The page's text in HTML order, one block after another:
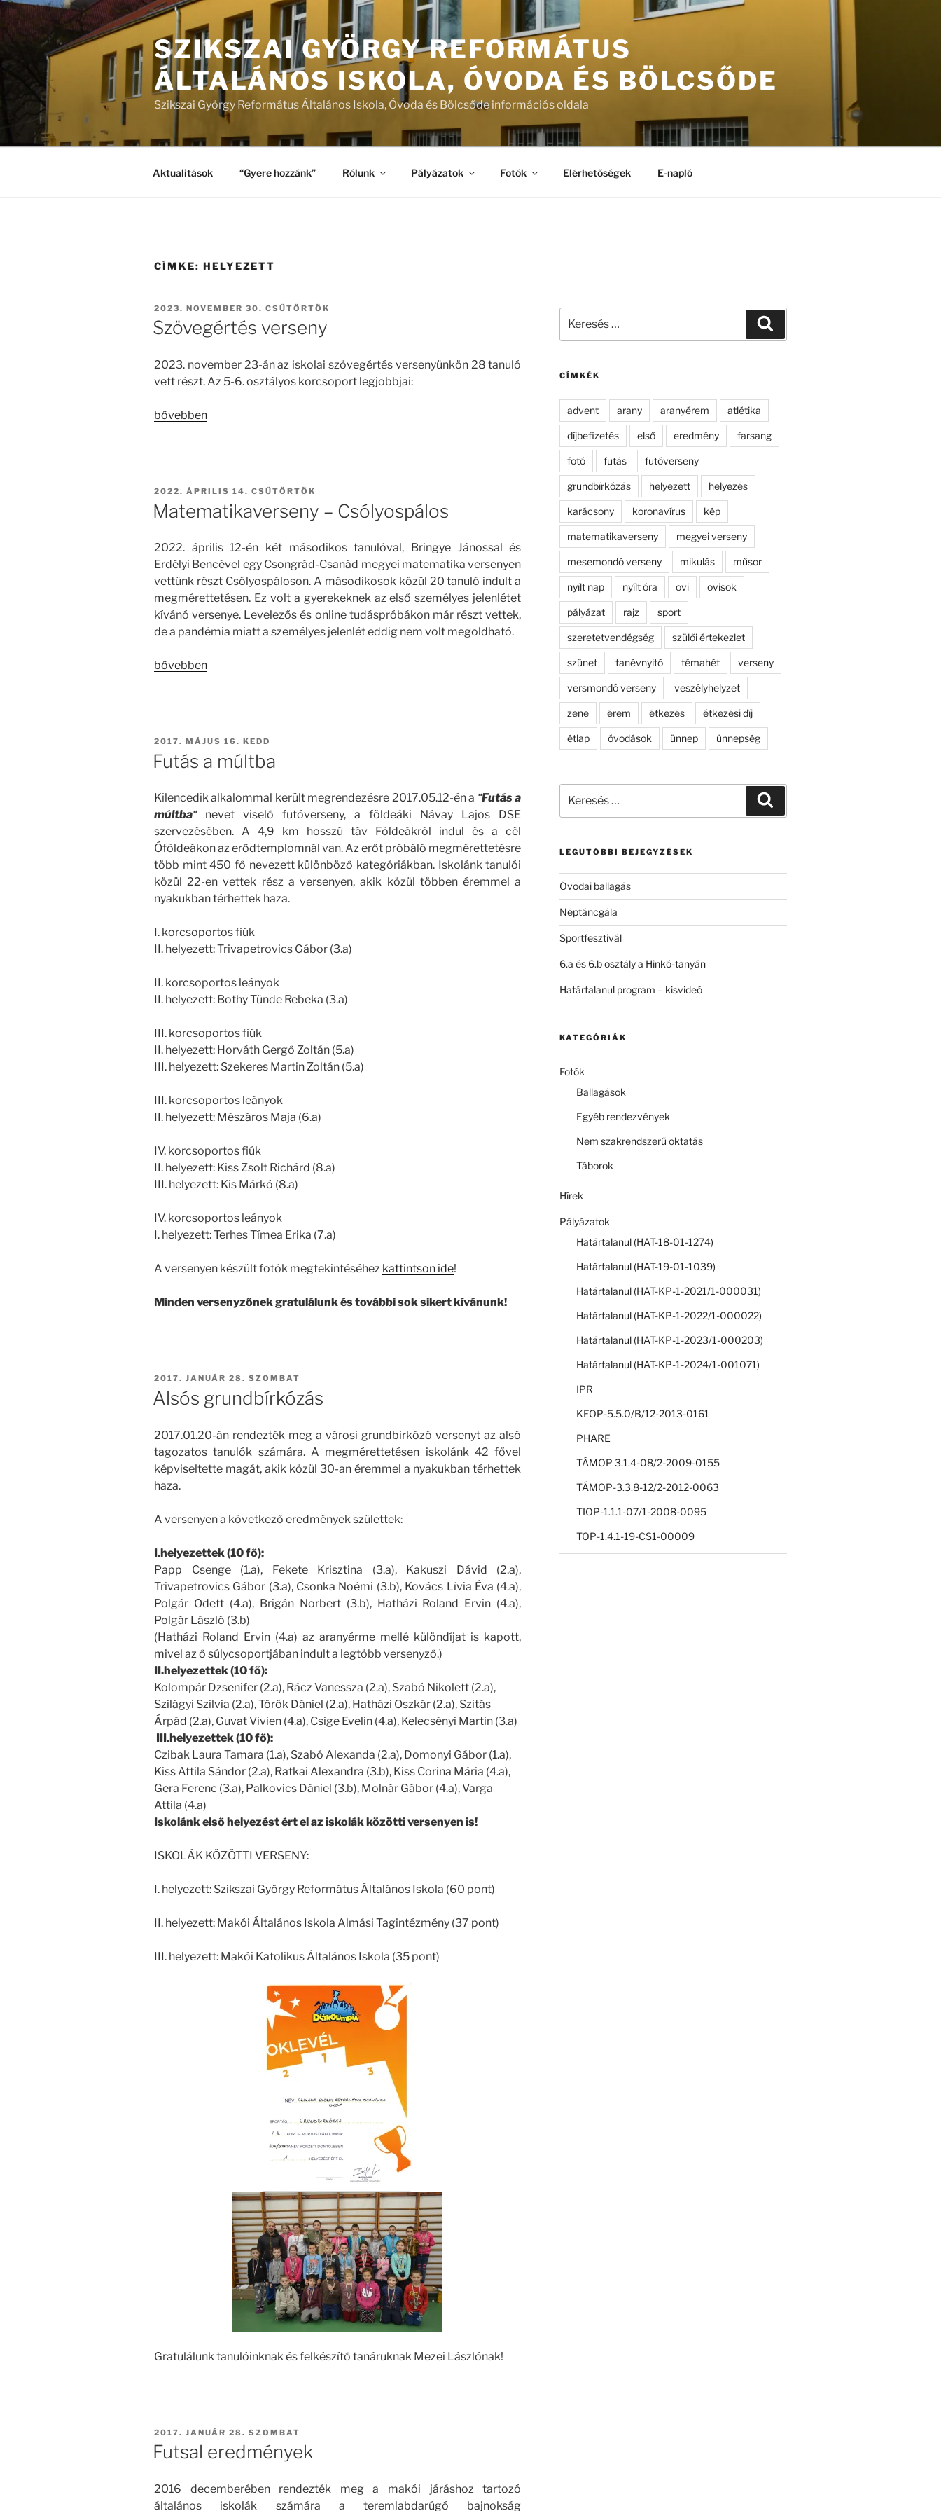
Tartalomhoz
SZIKSZAI GYÖRGY REFORMÁTUS
ÁLTALÁNOS ISKOLA, ÓVODA ÉS BÖLCSŐDE
Szikszai György Református Általános Iskola, Óvoda és Bölcsőde információs oldala
Aktualitások “Gyere hozzánk” Rólunk Pályázatok Fotók Elérhetőségek E-napló
CÍMKE: HELYEZETT
BEKÜLDVE:
2023. NOVEMBER 30. CSÜTÖRTÖK
Szövegértés verseny
2023. november 23-án az iskolai szövegértés versenyünkön 28 tanuló
vett részt. Az 5-6. osztályos korcsoport legjobbjai:
„Szövegértés
bővebben
BEKÜLDVE:
2022. ÁPRILIS 14. CSÜTÖRTÖK
Matematikaverseny – Csólyospálos
2022. április 12-én két másodikos tanulóval, Bringye Jánossal és
Erdélyi Bencével egy Csongrád-Csanád megyei matematika versenyen
vettünk részt Csólyospáloson. A másodikosok közül 20 tanuló indult a
megmérettetésen. Ez volt a gyerekeknek az első személyes jelenlétet
kívánó versenye. Levelezős és online tudáspróbákon már részt vettek,
de a pandémia miatt a személyes jelenlét eddig nem volt megoldható.
„Matematikaverseny
bővebben
BEKÜLDVE:
2017. MÁJUS 16. KEDD
Futás a múltba
Kilencedik alkalommal került megrendezésre 2017.05.12-én a “Futás a
múltba“nevet viselő futóverseny, a földeáki Návay Lajos DSE
szervezésében. A 4,9 km hosszú táv Földeákról indul és a cél
Óföldeákon az erődtemplomnál van. Az erőt próbáló megmérettetésre
több mint 450 fő nevezett különböző kategóriákban. Iskolánk tanulói
közül 22-en vettek rész a versenyen, akik közül többen éremmel a
nyakukban térhettek haza.
I. korcsoportos fiúk
II. helyezett: Trivapetrovics Gábor (3.a)
II. korcsoportos leányok
II. helyezett: Bothy Tünde Rebeka (3.a)
III. korcsoportos fiúk
II. helyezett: Horváth Gergő Zoltán (5.a)
III. helyezett: Szekeres Martin Zoltán (5.a)
III. korcsoportos leányok
II. helyezett: Mészáros Maja (6.a)
IV. korcsoportos fiúk
II. helyezett: Kiss Zsolt Richárd (8.a)
III. helyezett: Kis Márkó (8.a)
IV. korcsoportos leányok
I. helyezett: Terhes Tímea Erika (7.a)
A versenyen készült fotók megtekintéséhez kattintson ide!
Minden versenyzőnek gratulálunk és további sok sikert kívánunk!
BEKÜLDVE:
2017. JANUÁR 28. SZOMBAT
Alsós grundbírkózás
2017.01.20-án rendezték meg a városi grundbirkózó versenyt az alsó
tagozatos tanulók számára. A megmérettetésen iskolánk 42 fővel
képviseltette magát, akik közül 30-an éremmel a nyakukban térhettek
haza.
A versenyen a következő eredmények születtek:
I.helyezettek (10 fő):
Papp Csenge (1.a), Fekete Krisztina (3.a), Kakuszi Dávid (2.a),
Trivapetrovics Gábor (3.a), Csonka Noémi (3.b), Kovács Lívia Éva (4.a),
Polgár Odett (4.a), Brigán Norbert (3.b), Hatházi Roland Ervin (4.a),
Polgár László (3.b)
(Hatházi Roland Ervin (4.a) az aranyérme mellé különdíjat is kapott,
mivel az ő súlycsoportjában indult a legtöbb versenyző.)
II.helyezettek (10 fő):
Kolompár Dzsenifer (2.a), Rácz Vanessza (2.a), Szabó Nikolett (2.a),
Szilágyi Szilvia (2.a), Török Dániel (2.a), Hatházi Oszkár (2.a), Szitás
Árpád (2.a), Guvat Vivien (4.a), Csige Evelin (4.a), Kelecsényi Martin (3.a)
III.helyezettek (10 fő):
Czibak Laura Tamara (1.a), Szabó Alexanda (2.a), Domonyi Gábor (1.a),
Kiss Attila Sándor (2.a), Ratkai Alexandra (3.b), Kiss Corina Mária (4.a),
Gera Ferenc (3.a), Palkovics Dániel (3.b), Molnár Gábor (4.a), Varga
Attila (4.a)
Iskolánk első helyezést ért el az iskolák közötti versenyen is!
ISKOLÁK KÖZÖTTI VERSENY:
I. helyezett: Szikszai György Református Általános Iskola (60 pont)
II. helyezett: Makói Általános Iskola Almási Tagintézmény (37 pont)
III. helyezett: Makói Katolikus Általános Iskola (35 pont)
Gratulálunk tanulóinknak és felkészítő tanáruknak Mezei Lászlónak!
BEKÜLDVE:
2017. JANUÁR 28. SZOMBAT
Futsal eredmények
2016 decemberében rendezték meg a makói járáshoz tartozó
általános iskolák számára a teremlabdarúgó bajnokság
következő
CÍMKÉK
advent arany aranyérem atlétika
díjbefizetés első eredmény farsang
fotó futás futóverseny
grundbírkózás helyezett helyezés
karácsony koronavírus kép
matematikaverseny megyei verseny
mesemondó verseny mikulás műsor
nyílt nap nyílt óra ovi ovisok
pályázat rajz sport
szeretetvendégség szülői értekezlet
szünet tanévnyitó témahét verseny
versmondó verseny veszélyhelyzet
zene érem étkezés étkezési díj
étlap óvodások ünnep ünnepség
következő
LEGUTÓBBI BEJEGYZÉSEK
Óvodai ballagás
Néptáncgála
Sportfesztivál
6.a és 6.b osztály a Hinkó-tanyán
Határtalanul program – kisvideó
KATEGÓRIÁK
Fotók
Ballagások
Egyéb rendezvények
Nem szakrendszerű oktatás
Táborok
Hírek
Pályázatok
Határtalanul (HAT-18-01-1274)
Határtalanul (HAT-19-01-1039)
Határtalanul (HAT-KP-1-2021/1-000031)
Határtalanul (HAT-KP-1-2022/1-000022)
Határtalanul (HAT-KP-1-2023/1-000203)
Határtalanul (HAT-KP-1-2024/1-001071)
IPR
KEOP-5.5.0/B/12-2013-0161
PHARE
TÁMOP 3.1.4-08/2-2009-0155
TÁMOP-3.3.8-12/2-2012-0063
TIOP-1.1.1-07/1-2008-0095
TOP-1.4.1-19-CS1-00009